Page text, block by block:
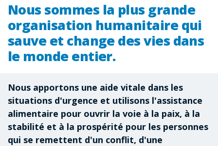
Nous sommes la plus grande
organisation humanitaire qui
sauve et change des vies dans
le monde entier.
Nous apportons une aide vitale dans les
situations d'urgence et utilisons l'assistance
alimentaire pour ouvrir la voie à la paix, à la
stabilité et à la prospérité pour les personnes
qui se remettent d'un conflit, d'une